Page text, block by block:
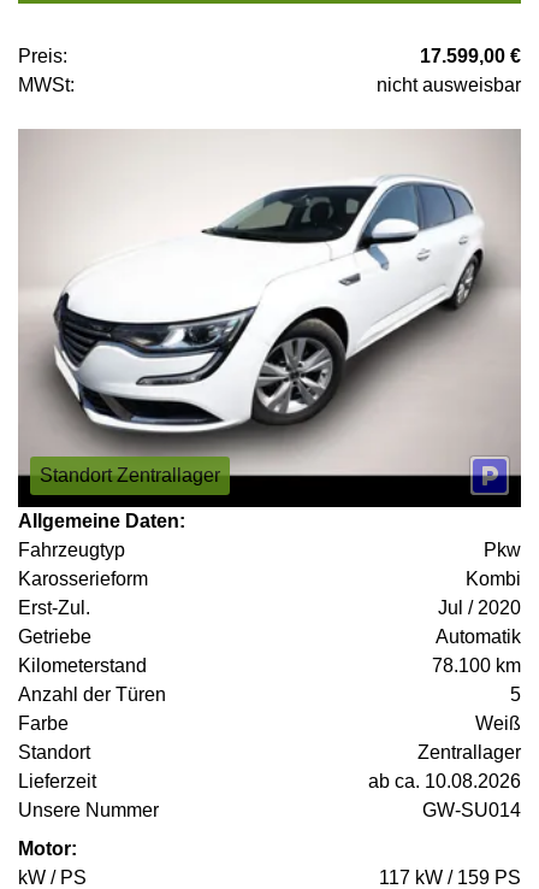
Preis:
17.599,00 €
MWSt:
nicht ausweisbar
Standort Zentrallager
Allgemeine Daten:
Fahrzeugtyp
Pkw
Karosserieform
Kombi
Erst-Zul.
Jul / 2020
Getriebe
Automatik
Kilometerstand
78.100 km
Anzahl der Türen
5
Farbe
Weiß
Standort
Zentrallager
Lieferzeit
ab ca. 10.08.2026
Unsere Nummer
GW-SU014
Motor:
kW / PS
117 kW / 159 PS